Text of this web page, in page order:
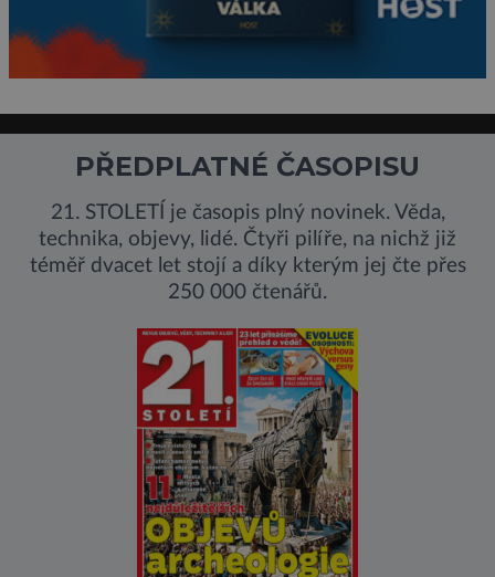
PŘEDPLATNÉ ČASOPISU
21. STOLETÍ je časopis plný novinek. Věda,
technika, objevy, lidé. Čtyři pilíře, na nichž již
téměř dvacet let stojí a díky kterým jej čte přes
250 000 čtenářů.